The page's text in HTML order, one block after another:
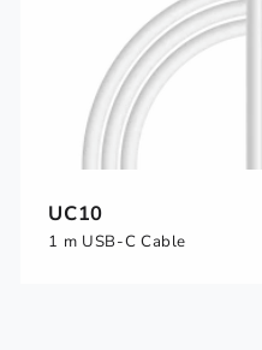
UC10
1 m USB-C Cable